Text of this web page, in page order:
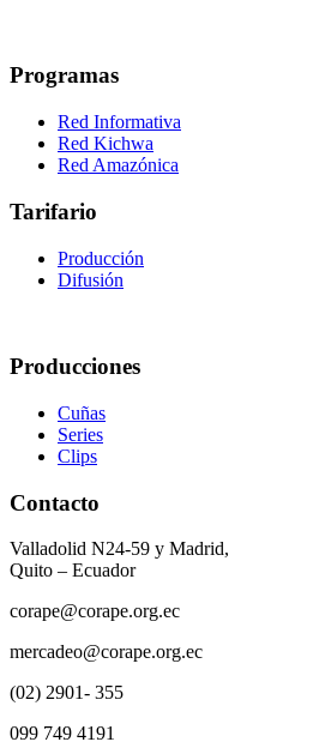
Programas
Red Informativa
Red Kichwa
Red Amazónica
Tarifario
Producción
Difusión
Producciones
Cuñas
Series
Clips
Contacto
Valladolid N24-59 y Madrid,
Quito – Ecuador
corape@corape.org.ec
mercadeo@corape.org.ec
(02) 2901- 355
099 749 4191